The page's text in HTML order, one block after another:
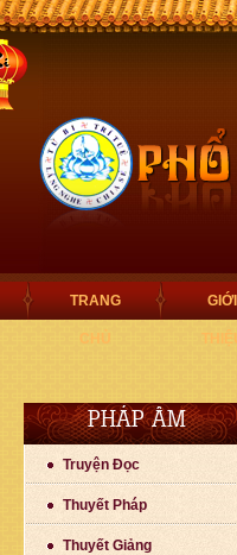
TRANG GIỚI
THIỆU
PHÁP ÂM
Truyện Đọc
Thuyết Pháp
Thuyết Giảng